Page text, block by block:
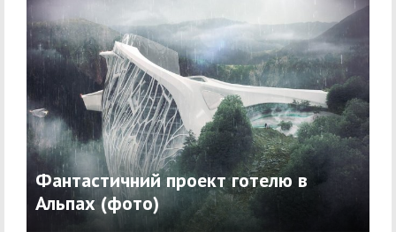
Фантастичний проект готелю в
Альпах (фото)